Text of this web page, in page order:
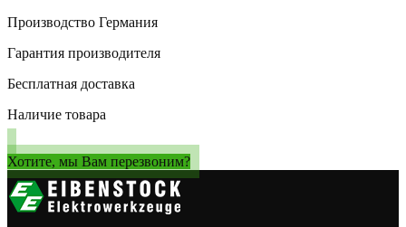
Производство Германия
Гарантия производителя
Бесплатная доставка
Наличие товара
Хотите, мы Вам перезвоним?